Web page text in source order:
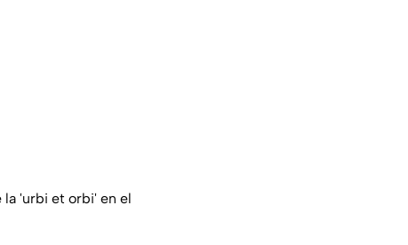
'urbi et orbi' en el